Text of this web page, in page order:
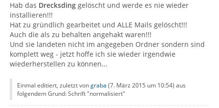
Hab das Drecksding gelöscht und werde es nie wieder
installieren!!!
Hat zu gründlich gearbeitet und ALLE Mails gelöscht!!!
Auch die als zu behalten angehakt waren!!!
Und sie landeten nicht im angegeben Ordner sondern sind
komplett weg - jetzt hoffe ich sie wieder irgendwie
wiederherstellen zu können...
Einmal editiert, zuletzt vongraba (7. März 2015 um 10:54) aus
folgendem Grund: Schrift "normalisiert"